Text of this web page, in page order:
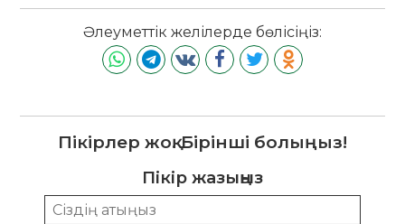
Әлеуметтік желілерде бөлісіңіз:
Пікірлер жоқ. Бірінші болыңыз!
Пікір жазыңыз